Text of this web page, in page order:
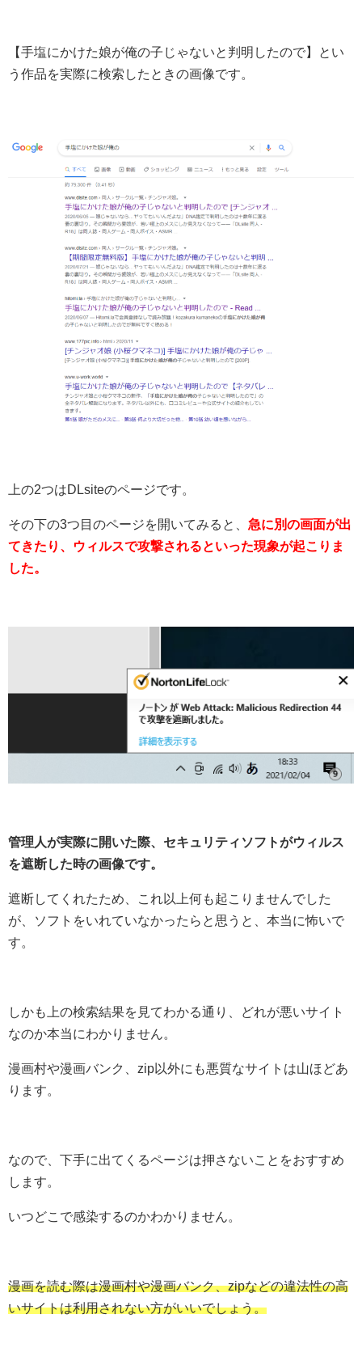
【手塩にかけた娘が俺の子じゃないと判明したので】とい
う作品を実際に検索したときの画像です。
上の2つはDLsiteのページです。
その下の3つ目のページを開いてみると、 急に別の画面が出
てきたり、ウィルスで攻撃されるといった現象が起こりま
した。
管理人が実際に開いた際、セキュリティソフトがウィルス
を遮断した時の画像です。
遮断してくれたため、これ以上何も起こりませんでした
が、ソフトをいれていなかったらと思うと、本当に怖いで
す。
しかも上の検索結果を見てわかる通り、どれが悪いサイト
なのか本当にわかりません。
漫画村や漫画バンク、zip以外にも悪質なサイトは山ほどあ
ります。
なので、下手に出てくるページは押さないことをおすすめ
します。
いつどこで感染するのかわかりません。
漫画を読む際は漫画村や漫画バンク、zipなどの違法性の高
いサイトは利用されない方がいいでしょう。